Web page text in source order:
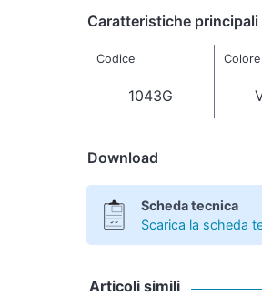
Caratteristiche principali
Codice Colore
1043G
Download
Scheda tecnica
Scarica la scheda
Articoli simili